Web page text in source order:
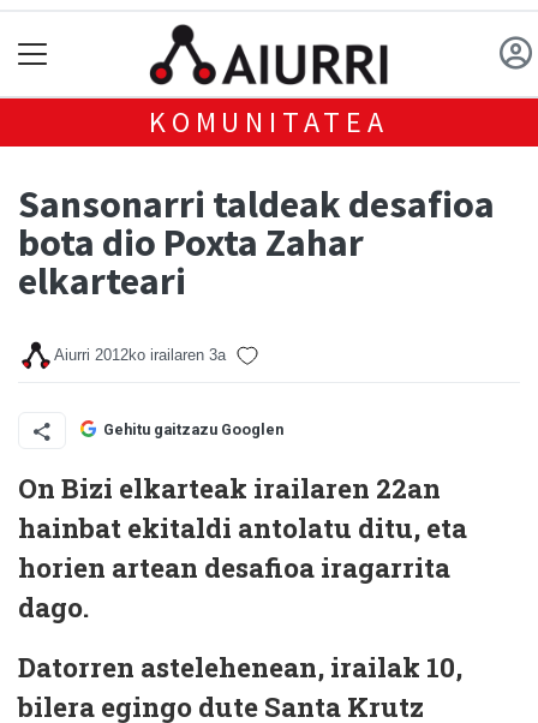
KOMUNITATEA
Sansonarri taldeak desafioa
bota dio Poxta Zahar
elkarteari
Aiurri 2012ko irailaren 3a
Gehitu gaitzazu Googlen
On Bizi elkarteak irailaren 22an
hainbat ekitaldi antolatu ditu, eta
horien artean desafioa iragarrita
dago.
Datorren astelehenean, irailak 10,
bilera egingo dute Santa Krutz